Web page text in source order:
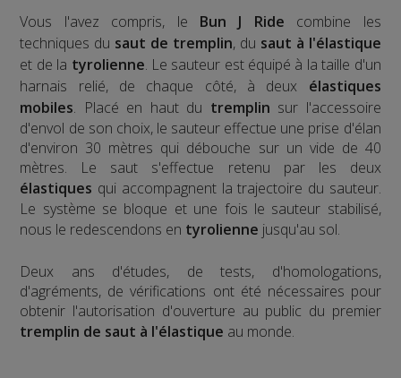
Vous l'avez compris, le Bun J Ride combine les
techniques du saut de tremplin, du saut à l'élastique
et de la tyrolienne. Le sauteur est équipé à la taille d'un
harnais relié, de chaque côté, à deux élastiques
mobiles. Placé en haut du tremplin sur l'accessoire
d'envol de son choix, le sauteur effectue une prise d'élan
d'environ 30 mètres qui débouche sur un vide de 40
mètres. Le saut s'effectue retenu par les deux
élastiques qui accompagnent la trajectoire du sauteur.
Le système se bloque et une fois le sauteur stabilisé,
nous le redescendons en tyrolienne jusqu'au sol.
​Deux ans d'études, de tests, d'homologations,
d'agréments, de vérifications ont été nécessaires pour
obtenir l'autorisation d'ouverture au public du premier
tremplin de saut à l'élastique au monde.